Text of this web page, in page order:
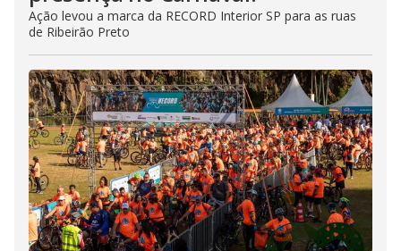
Ação levou a marca da RECORD Interior SP para as ruas
de Ribeirão Preto